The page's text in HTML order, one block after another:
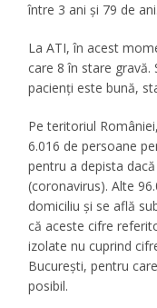
între 3 ani și 79 de ani.
La ATI, în acest
care 8 în stare
pacienți este bună,
Pe teritoriul
6.016 de persoane
pentru a depista
(coronavirus). Alte
domiciliu și se află
că aceste cifre
izolate nu cuprind
București, pentru
posibil.